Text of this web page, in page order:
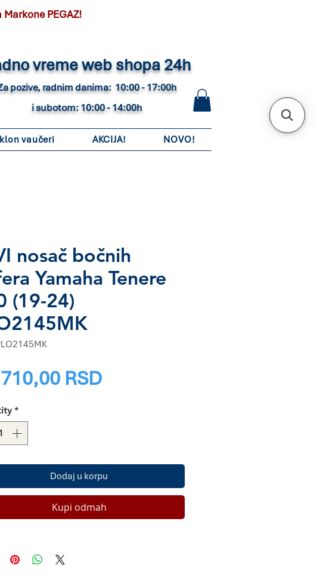
PEGAZ!
vreme web shopa 24h
pozive, radnim danima: 10:00 - 17:00h
i subotom: 10:00 - 14:00h
vaučeri AKCIJA! NOVO!
nosač bočnih
Yamaha Tenere
(19-24)
RSDPrice
*
Dodaj u korpu
Kupi odmah